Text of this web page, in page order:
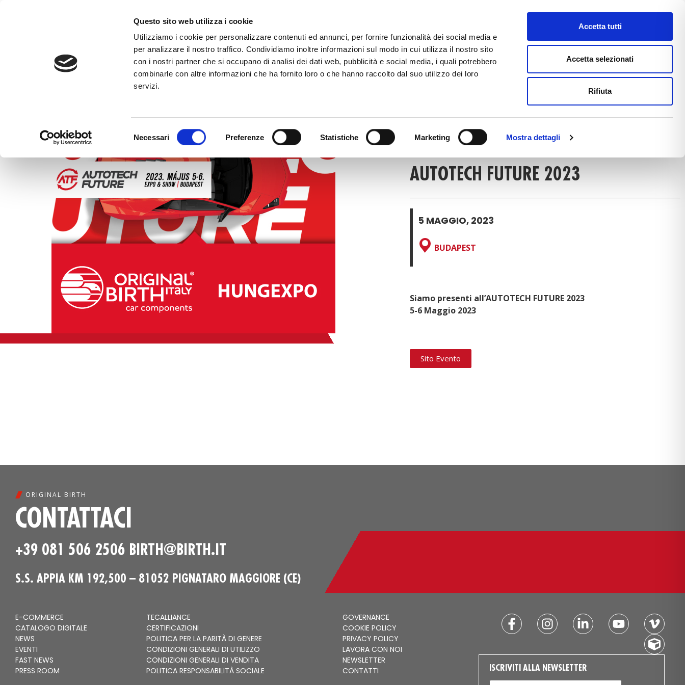
Questo sito web utilizza i cookie
Utilizziamo i cookie per personalizzare contenuti ed annunci, per fornire funzionalità dei social media e
per analizzare il nostro traffico. Condividiamo inoltre informazioni sul modo in cui utilizza il nostro sito
con i nostri partner che si occupano di analisi dei dati web, pubblicità e social media, i quali potrebbero
combinarle con altre informazioni che ha fornito loro o che hanno raccolto dal suo utilizzo dei loro
servizi.
del
Necessari Preferenze Statistiche Marketing Mostra dettagli
Accetta tutti
Accetta selezionati
Rifiuta
CATALOGO DIGITALE TECALLIANCE E-COMMERCE FAST NEWS
ARTICLE DETAIL
EVENTI
AUTOTECH FUTURE 2023
5 MAGGIO, 2023
BUDAPEST
Siamo presenti all’AUTOTECH FUTURE 2023
5-6 Maggio 2023
Sito Evento
ORIGINAL BIRTH
CONTATTACI
+39 081 506 2506 BIRTH@BIRTH.IT
S.S. APPIA KM 192,500 – 81052 PIGNATARO MAGGIORE (CE)
E-COMMERCE
CATALOGO DIGITALE
NEWS
EVENTI
FAST NEWS
PRESS ROOM
TECALLIANCE
CERTIFICAZIONI
POLITICA PER LA PARITÀ DI GENERE
CONDIZIONI GENERALI DI UTILIZZO
CONDIZIONI GENERALI DI VENDITA
POLITICA RESPONSABILITÀ SOCIALE
GOVERNANCE
COOKIE POLICY
PRIVACY POLICY
LAVORA CON NOI
NEWSLETTER
CONTATTI
ISCRIVITI ALLA NEWSLETTER